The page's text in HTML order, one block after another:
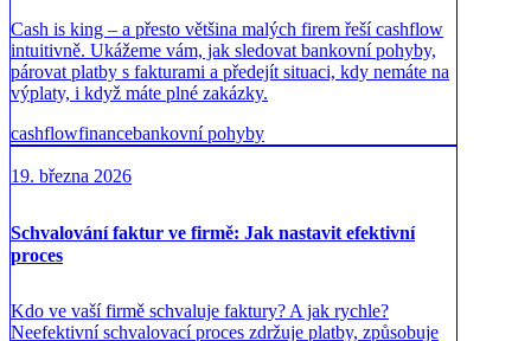
Cash is king – a přesto většina malých firem řeší cashflow
intuitivně. Ukážeme vám, jak sledovat bankovní pohyby,
párovat platby s fakturami a předejít situaci, kdy nemáte na
výplaty, i když máte plné zakázky.
cashflowfinancebankovní pohyby
19. března 2026
Schvalování faktur ve firmě: Jak nastavit efektivní
proces
Kdo ve vaší firmě schvaluje faktury? A jak rychle?
Neefektivní schvalovací proces zdržuje platby, způsobuje